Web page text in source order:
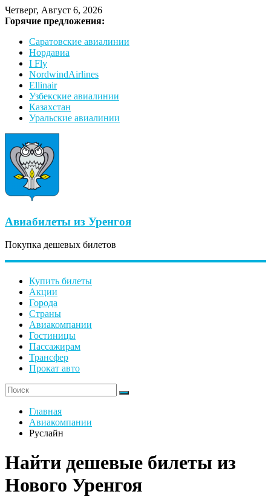
Четверг, Август 6, 2026
Горячие предложения:
Саратовские авиалинии
Нордавиа
I Fly
NordwindAirlines
Ellinair
Узбекские авиалинии
Казахстан
Уральские авиалинии
Авиабилеты из Уренгоя
Покупка дешевых билетов
Купить билеты
Акции
Города
Страны
Авиакомпании
Гостиницы
Пассажирам
Трансфер
Прокат авто
Главная
Авиакомпании
Руслайн
Найти дешевые билеты из
Нового Уренгоя